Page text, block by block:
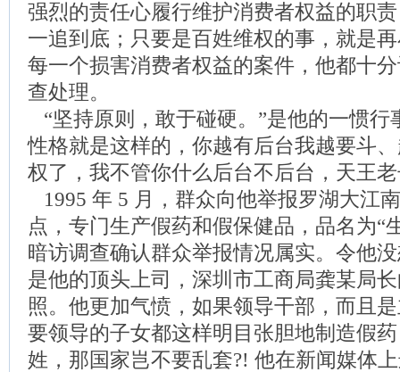
强烈的责任心履行维护消费者权益的职
一追到底；只要是百姓维权的事，就是
每一个损害消费者权益的案件，他都十
查处理。
“坚持原则，敢于碰硬。”是他的一惯行
性格就是这样的，你越有后台我越要斗
权了，我不管你什么后台不后台，天王
1995 年 5 月，群众向他举报罗湖大江
点，专门生产假药和假保健品，品名为“
暗访调查确认群众举报情况属实。令他
是他的顶头上司，深圳市工商局龚某局
照。他更加气愤，如果领导干部，而且
要领导的子女都这样明目张胆地制造假
姓，那国家岂不要乱套?! 他在新闻媒体